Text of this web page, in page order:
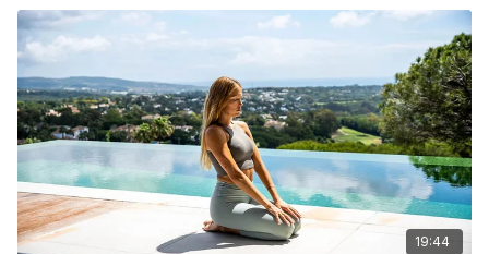
19:44